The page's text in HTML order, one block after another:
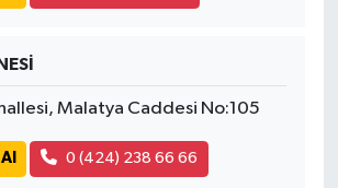
Malatya Caddesi No:105
0 (424) 238 66 66